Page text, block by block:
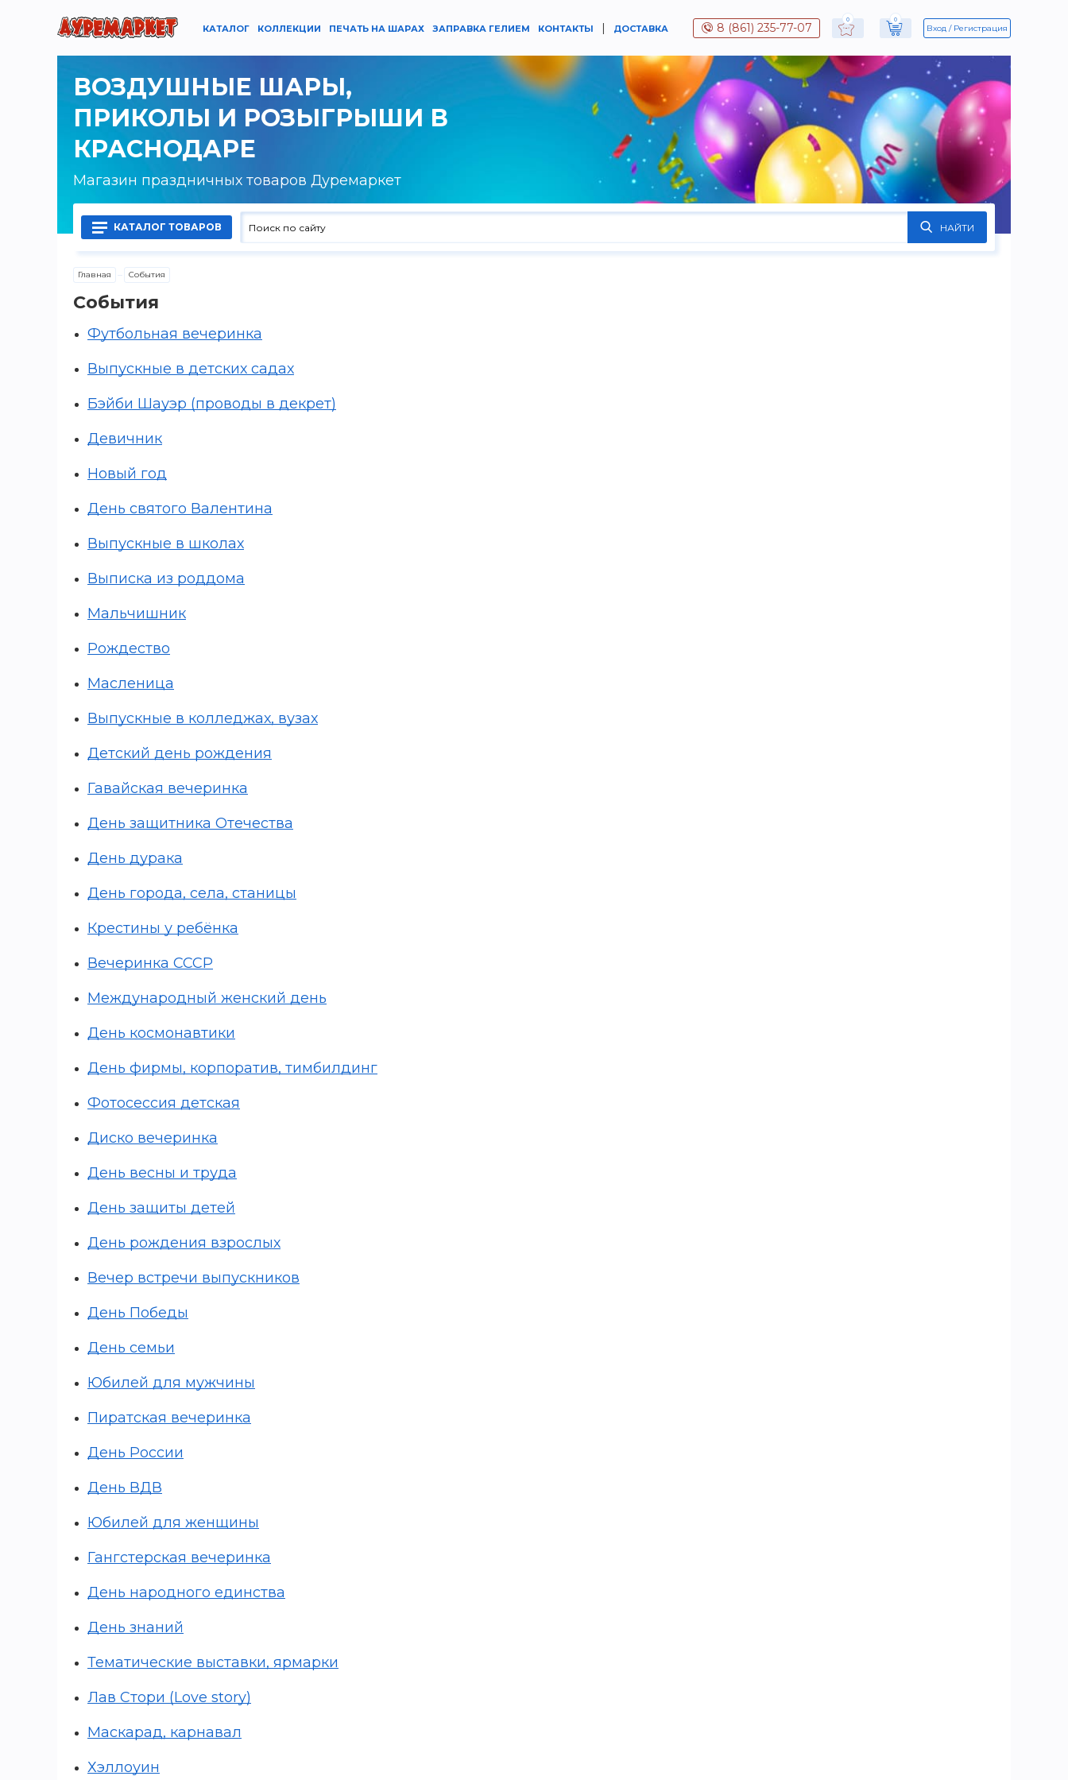
КАТАЛОГ КОЛЛЕКЦИИ ПЕЧАТЬ НА ШАРАХ ЗАПРАВКА ГЕЛИЕМ КОНТАКТЫ | ДОСТАВКА 8 (861) 235-77-07
0 0
Вход Регистрация
ВОЗДУШНЫЕ ШАРЫ,
ПРИКОЛЫ И РОЗЫГРЫШИ В
КРАСНОДАРЕ
Магазин праздничных товаров Дуремаркет
КАТАЛОГ ТОВАРОВ
Воздушные шары латексные
Игры и игрушки
Карнавально-праздничная продукция
Наградная атрибутика
Подарочная упаковка, конверты для
денег
Приколы и розыгрыши
НАЙТИ
Главная События
События
Футбольная вечеринка
Выпускные в детских садах
Бэйби Шауэр (проводы в декрет)
Девичник
Новый год
День святого Валентина
Выпускные в школах
Выписка из роддома
Мальчишник
Рождество
Масленица
Выпускные в колледжах, вузах
Детский день рождения
Гавайская вечеринка
День защитника Отечества
День дурака
День города, села, станицы
Крестины у ребёнка
Вечеринка СССР
Международный женский день
День космонавтики
День фирмы, корпоратив, тимбилдинг
Фотосессия детская
Диско вечеринка
День весны и труда
День защиты детей
День рождения взрослых
Вечер встречи выпускников
День Победы
День семьи
Юбилей для мужчины
Пиратская вечеринка
День России
День ВДВ
Юбилей для женщины
Гангстерская вечеринка
День народного единства
День знаний
Тематические выставки, ярмарки
Лав Стори (Love story)
Маскарад, карнавал
Хэллоуин